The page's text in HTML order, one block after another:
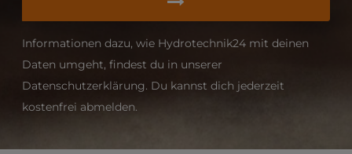
Informationen dazu, wie Hydrotechnik24 mit deinen
Daten umgeht, findest du in unserer
Datenschutzerklärung. Du kannst dich jederzeit
kostenfrei abmelden.